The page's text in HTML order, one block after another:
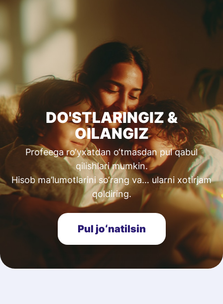
DO'STLARINGIZ &
OILANGIZ
Profeega ro‘yxatdan o‘tmasdan pul qabul
qilishlari mumkin.
Hisob ma’lumotlarini so‘rang va… ularni xotirjam
qoldiring.
Pul joʻnatilsin